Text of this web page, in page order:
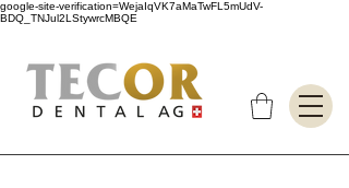
google-site-verification=WejaIqVK7aMaTwFL5mUdV-
BDQ_TNJul2LStywrcMBQE